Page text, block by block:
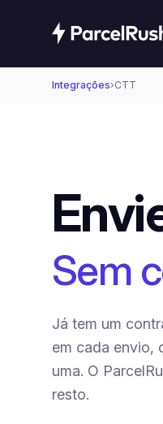
Integrações›CTT
Sem
Já tem um
em cada envio,
uma. O
resto.